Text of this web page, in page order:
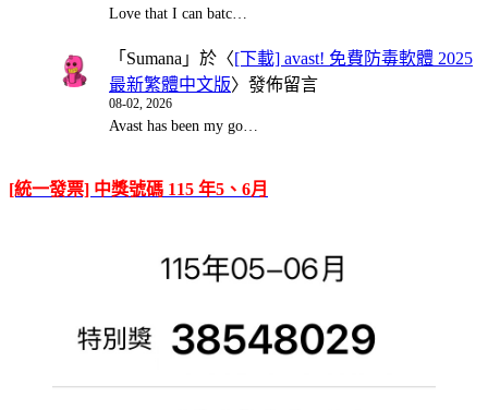
Love that I can batc…
「 Sumana 」於〈[下載] avast! 免費防毒軟體 2025
最新繁體中文版〉發佈留言
08-02, 2026
Avast has been my go…
[統一發票] 中獎號碼 115 年5、6月